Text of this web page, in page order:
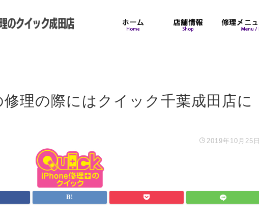
理の際にはクイック千葉成田店に
2019年10月25日